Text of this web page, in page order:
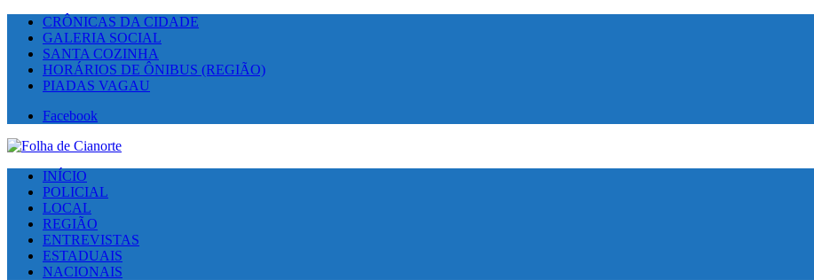
CRÔNICAS DA CIDADE
GALERIA SOCIAL
SANTA COZINHA
HORÁRIOS DE ÔNIBUS (REGIÃO)
PIADAS VAGAU
Facebook
INÍCIO
POLICIAL
LOCAL
REGIÃO
ENTREVISTAS
ESTADUAIS
NACIONAIS